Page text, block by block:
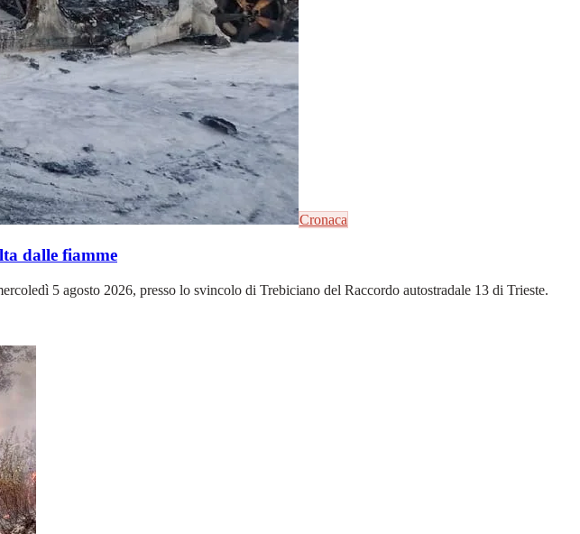
Cronaca
dalle fiamme
5 agosto 2026, presso lo svincolo di Trebiciano del Raccordo autostradale 13 di Trieste.